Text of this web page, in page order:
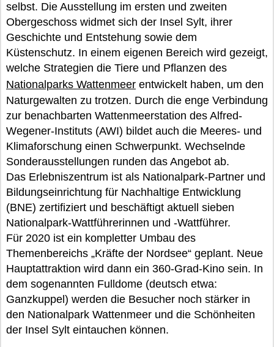
selbst. Die Ausstellung im ersten und zweiten
Obergeschoss widmet sich der Insel Sylt, ihrer
Geschichte und Entstehung sowie dem
Küstenschutz. In einem eigenen Bereich wird gezeigt,
welche Strategien die Tiere und Pflanzen des
Nationalparks Wattenmeer entwickelt haben, um den
Naturgewalten zu trotzen. Durch die enge Verbindung
zur benachbarten Wattenmeerstation des Alfred-
Wegener-Instituts (AWI) bildet auch die Meeres- und
Klimaforschung einen Schwerpunkt. Wechselnde
Sonderausstellungen runden das Angebot ab.
Das Erlebniszentrum ist als Nationalpark-Partner und
Bildungseinrichtung für Nachhaltige Entwicklung
(BNE) zertifiziert und beschäftigt aktuell sieben
Nationalpark-Wattführerinnen und -Wattführer.
Für 2020 ist ein kompletter Umbau des
Themenbereichs „Kräfte der Nordsee“ geplant. Neue
Hauptattraktion wird dann ein 360-Grad-Kino sein. In
dem sogenannten Fulldome (deutsch etwa:
Ganzkuppel) werden die Besucher noch stärker in
den Nationalpark Wattenmeer und die Schönheiten
der Insel Sylt eintauchen können.